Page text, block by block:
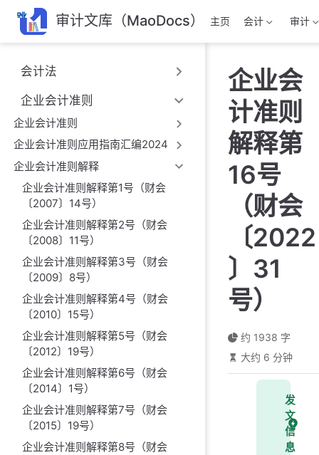
跳
至
主
內
容
审计文库（MaoDocs） 主页 会计 审计
会计法
企业会计准则
企业会计准则
企业会计准则应用指南汇编2024
企业会计准则解释
企业会计准则解释第1号（财会
〔2007〕14号）
企业会计准则解释第2号（财会
〔2008〕11号）
企业会计准则解释第3号（财会
〔2009〕8号）
企业会计准则解释第4号（财会
〔2010〕15号）
企业会计准则解释第5号（财会
〔2012〕19号）
企业会计准则解释第6号（财会
〔2014〕1号）
企业会计准则解释第7号（财会
〔2015〕19号）
企业会计准则解释第8号（财会
企业会
计准则
解释第
16号
（财会
〔2022
〕31
号）
约 1938 字
大约 6 分钟
发
文
信
息